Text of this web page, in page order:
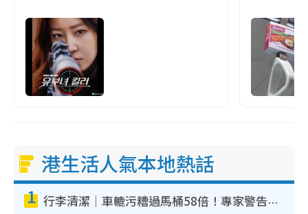
港生活人氣本地熱話
1 行李清潔｜車轆污糟過馬桶58倍！專家警告忌用酒精抹 教1招免污手除菌